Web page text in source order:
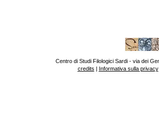
Centro di Studi Filologici Sardi - via dei
credits | Informativa sulla privacy